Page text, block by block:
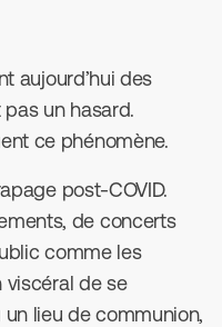
aujourd’hui des
un hasard.
ce phénomène.
post-COVID.
de concerts
comme les
viscéral de se
un lieu de communion,